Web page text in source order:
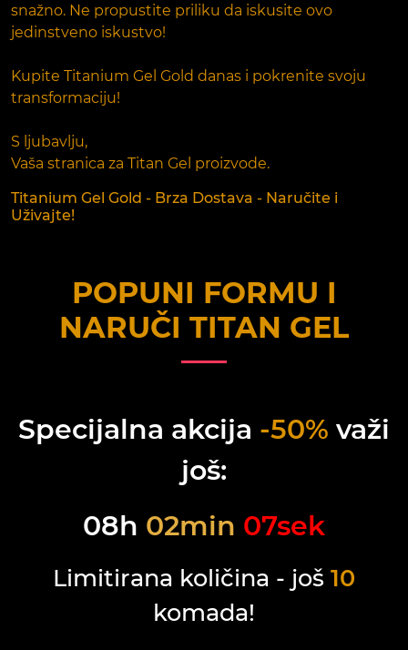
snažno. Ne propustite priliku da iskusite ovo
jedinstveno iskustvo!
Kupite Titanium Gel Gold danas i pokrenite svoju
transformaciju!
S ljubavlju,
Vaša stranica za Titan Gel proizvode.
Titanium Gel Gold - Brza Dostava - Naručite i
Uživajte!
POPUNI FORMU I
NARUČI TITAN GEL
Specijalna akcija -50% važi
još:
08h 02min 07sek
Limitirana količina - još 10
komada!